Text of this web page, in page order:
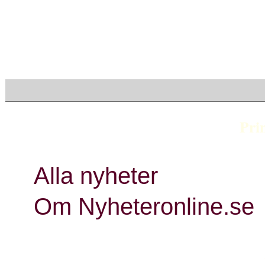
Visa endast rubriker
Alla nyheter
Om Nyheteronline.se